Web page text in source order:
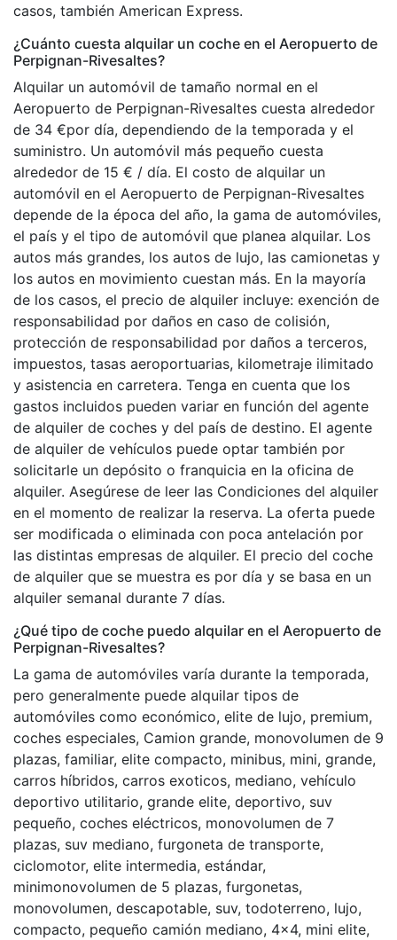
casos, también American Express.
¿Cuánto cuesta alquilar un coche en el Aeropuerto de
Perpignan-Rivesaltes?
Alquilar un automóvil de tamaño normal en el
Aeropuerto de Perpignan-Rivesaltes cuesta alrededor
de 34 €por día, dependiendo de la temporada y el
suministro. Un automóvil más pequeño cuesta
alrededor de 15 € / día. El costo de alquilar un
automóvil en el Aeropuerto de Perpignan-Rivesaltes
depende de la época del año, la gama de automóviles,
el país y el tipo de automóvil que planea alquilar. Los
autos más grandes, los autos de lujo, las camionetas y
los autos en movimiento cuestan más. En la mayoría
de los casos, el precio de alquiler incluye: exención de
responsabilidad por daños en caso de colisión,
protección de responsabilidad por daños a terceros,
impuestos, tasas aeroportuarias, kilometraje ilimitado
y asistencia en carretera. Tenga en cuenta que los
gastos incluidos pueden variar en función del agente
de alquiler de coches y del país de destino. El agente
de alquiler de vehículos puede optar también por
solicitarle un depósito o franquicia en la oficina de
alquiler. Asegúrese de leer las Condiciones del alquiler
en el momento de realizar la reserva. La oferta puede
ser modificada o eliminada con poca antelación por
las distintas empresas de alquiler. El precio del coche
de alquiler que se muestra es por día y se basa en un
alquiler semanal durante 7 días.
¿Qué tipo de coche puedo alquilar en el Aeropuerto de
Perpignan-Rivesaltes?
La gama de automóviles varía durante la temporada,
pero generalmente puede alquilar tipos de
automóviles como económico, elite de lujo, premium,
coches especiales, Camion grande, monovolumen de 9
plazas, familiar, elite compacto, minibus, mini, grande,
carros híbridos, carros exoticos, mediano, vehículo
deportivo utilitario, grande elite, deportivo, suv
pequeño, coches eléctricos, monovolumen de 7
plazas, suv mediano, furgoneta de transporte,
ciclomotor, elite intermedia, estándar,
minimonovolumen de 5 plazas, furgonetas,
monovolumen, descapotable, suv, todoterreno, lujo,
compacto, pequeño camión mediano, 4x4, mini elite,